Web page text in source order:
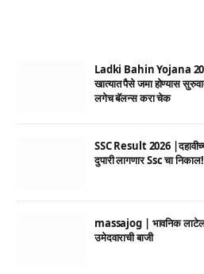
Ladki Bahin Yojana
खात्यात पैसे जमा होण्यास
लगेच बॅलन्स करा चेक
SSC Result 2026 |दहावीच्या
दुपारी लागणार Ssc चा निकाल!
massajog | भावनिक लाटेला
उमेदवाराची बाजी